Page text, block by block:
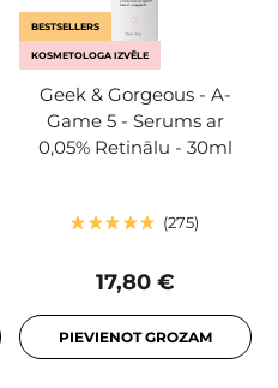
BESTSELLERS
KOSMETOLOGA IZVĒLE
Geek & Gorgeous - A-
Game 5 - Serums ar
0,05% Retinālu - 30ml
275
17,80 €
PIEVIENOT GROZAM